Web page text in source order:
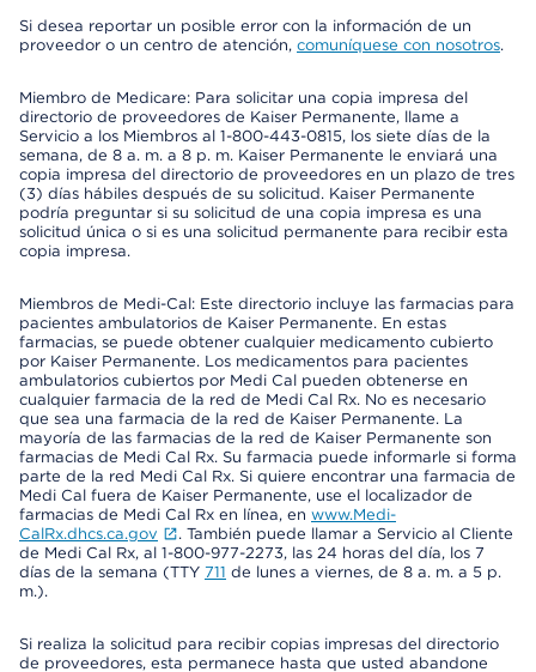
Si desea reportar un posible error con la información de un
proveedor o un centro de atención, comuníquese con nosotros.
Miembro de Medicare: Para solicitar una copia impresa del
directorio de proveedores de Kaiser Permanente, llame a
Servicio a los Miembros al 1-800-443-0815, los siete días de la
semana, de 8 a. m. a 8 p. m. Kaiser Permanente le enviará una
copia impresa del directorio de proveedores en un plazo de tres
(3) días hábiles después de su solicitud. Kaiser Permanente
podría preguntar si su solicitud de una copia impresa es una
solicitud única o si es una solicitud permanente para recibir esta
copia impresa.
Miembros de Medi-Cal: Este directorio incluye las farmacias para
pacientes ambulatorios de Kaiser Permanente. En estas
farmacias, se puede obtener cualquier medicamento cubierto
por Kaiser Permanente. Los medicamentos para pacientes
ambulatorios cubiertos por Medi Cal pueden obtenerse en
cualquier farmacia de la red de Medi Cal Rx. No es necesario
que sea una farmacia de la red de Kaiser Permanente. La
mayoría de las farmacias de la red de Kaiser Permanente son
farmacias de Medi Cal Rx. Su farmacia puede informarle si forma
parte de la red Medi Cal Rx. Si quiere encontrar una farmacia de
Medi Cal fuera de Kaiser Permanente, use el localizador de
farmacias de Medi Cal Rx en línea, en www.Medi-
CalRx.dhcs.ca.gov
. También puede llamar a Servicio al Cliente
de Medi Cal Rx, al 1-800-977-2273, las 24 horas del día, los 7
días de la semana (TTY 711 de lunes a viernes, de 8 a. m. a 5 p.
m.).
Si realiza la solicitud para recibir copias impresas del directorio
de proveedores, esta permanece hasta que usted abandone